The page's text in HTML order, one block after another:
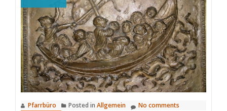
Pfarrbüro Posted in Allgemein No comments